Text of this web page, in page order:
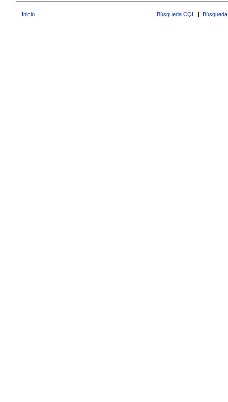
Inicio Búsqueda CQL